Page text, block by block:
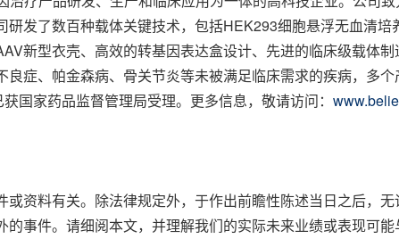
发了数百种载体关键技术，包括HEK293细胞悬浮无血清
新型衣壳、高效的转基因表达盒设计、先进的临床级载体
症、帕金森病、骨关节炎等未被满足临床需求的疾病，多
国家药品监督管理局受理。更多信息，敬请访问：
资料有关。除法律规定外，于作出前瞻性陈述当日之后，无
事件。请细阅本文，并理解我们的实际未来业绩或表现可